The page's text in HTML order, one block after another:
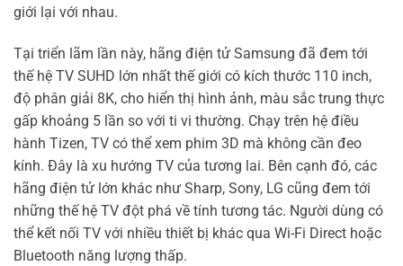
giới lại với nhau.
Tại triển lãm lần này, hãng điện tử Samsung đã đem tới
thế hệ TV SUHD lớn nhất thế giới có kích thước 110 inch,
độ phân giải 8K, cho hiển thị hình ảnh, màu sắc trung thực
gấp khoảng 5 lần so với ti vi thường. Chạy trên hệ điều
hành Tizen, TV có thể xem phim 3D mà không cần đeo
kính. Đây là xu hướng TV của tương lai. Bên cạnh đó, các
hãng điện tử lớn khác như Sharp, Sony, LG cũng đem tới
những thế hệ TV đột phá về tính tương tác. Người dùng có
thể kết nối TV với nhiều thiết bị khác qua Wi-Fi Direct hoặc
Bluetooth năng lượng thấp.